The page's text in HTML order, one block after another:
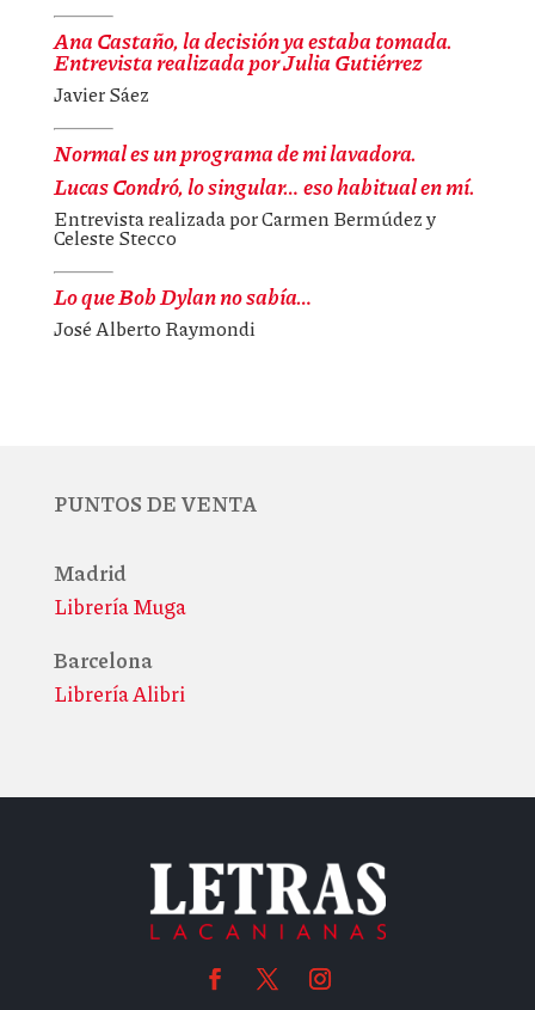
Ana Castaño, la decisión ya estaba tomada.
Entrevista realizada por Julia Gutiérrez
Javier Sáez
Normal es un programa de mi lavadora.
Lucas Condró, lo singular… eso habitual en mí.
Entrevista realizada por Carmen Bermúdez y
Celeste Stecco
Lo que Bob Dylan no sabía…
José Alberto Raymondi
PUNTOS DE VENTA
Madrid
Librería Muga
Barcelona
Librería Alibri